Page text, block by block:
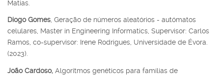
Matias.
Diogo Gomes , Geração de números aleatórios - autómatos
celulares, Master in Engineering Informatics, Supervisor: Carlos
Ramos, co-supervisor: Irene Rodrigues, Universidade de Évora.
(2023).
João Cardoso, Algoritmos genéticos para famílias de